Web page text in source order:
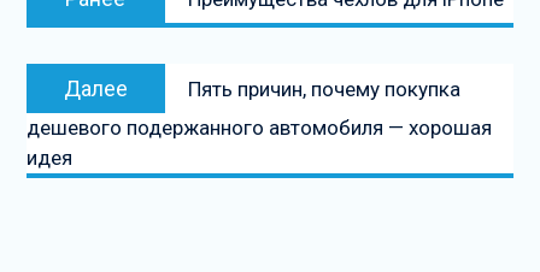
запись:
Далее
Следующая
запись
Пять причин, почему покупка
дешевого подержанного автомобиля — хорошая
идея